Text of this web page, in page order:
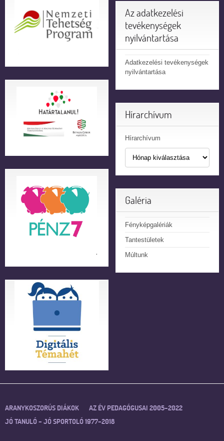
Az adatkezelési
tevékenységek
nyilvántartása
Adatkezelési tevékenységek
nyilvántartása
Hírarchívum
Hírarchívum
Galéria
Fényképgalériák
Tantestületek
Múltunk
ARANYKOSZORÚS DIÁKOK
AZ ÉV PEDAGÓGUSAI 2005–2022
JÓ TANULÓ – JÓ SPORTOLÓ 1977–2018